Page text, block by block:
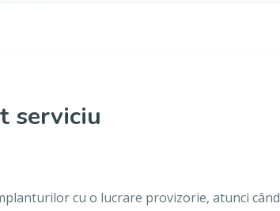
serviciu
cu o lucrare provizorie, atunci când